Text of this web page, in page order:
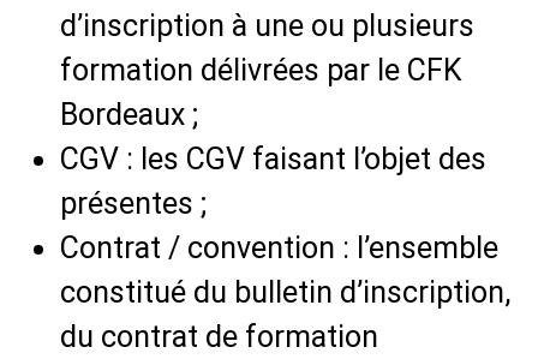
d’inscription à une ou plusieurs
formation délivrées par le CFK
Bordeaux ;
CGV : les CGV faisant l’objet des
présentes ;
Contrat / convention : l’ensemble
constitué du bulletin d’inscription,
du contrat de formation